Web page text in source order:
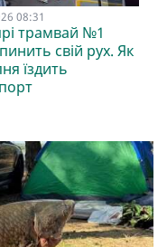
08:31
трамвай №1
свій рух. Як
їздить